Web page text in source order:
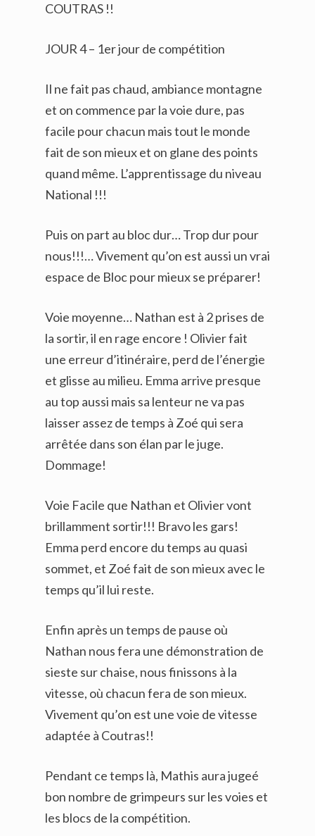
COUTRAS !!
JOUR 4 – 1er jour de compétition
Il ne fait pas chaud, ambiance montagne
et on commence par la voie dure, pas
facile pour chacun mais tout le monde
fait de son mieux et on glane des points
quand même. L’apprentissage du niveau
National !!!
Puis on part au bloc dur… Trop dur pour
nous!!!… Vivement qu’on est aussi un vrai
espace de Bloc pour mieux se préparer!
Voie moyenne… Nathan est à 2 prises de
la sortir, il en rage encore ! Olivier fait
une erreur d’itinéraire, perd de l’énergie
et glisse au milieu. Emma arrive presque
au top aussi mais sa lenteur ne va pas
laisser assez de temps à Zoé qui sera
arrêtée dans son élan par le juge.
Dommage!
Voie Facile que Nathan et Olivier vont
brillamment sortir!!! Bravo les gars!
Emma perd encore du temps au quasi
sommet, et Zoé fait de son mieux avec le
temps qu’il lui reste.
Enfin après un temps de pause où
Nathan nous fera une démonstration de
sieste sur chaise, nous finissons à la
vitesse, où chacun fera de son mieux.
Vivement qu’on est une voie de vitesse
adaptée à Coutras!!
Pendant ce temps là, Mathis aura jugeé
bon nombre de grimpeurs sur les voies et
les blocs de la compétition.